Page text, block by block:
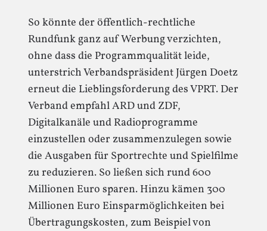
So könnte der öffentlich-rechtliche
Rundfunk ganz auf Werbung verzichten,
ohne dass die Programmqualität leide,
unterstrich Verbandspräsident Jürgen Doetz
erneut die Lieblingsforderung des VPRT. Der
Verband empfahl ARD und ZDF,
Digitalkanäle und Radioprogramme
einzustellen oder zusammenzulegen sowie
die Ausgaben für Sportrechte und Spielfilme
zu reduzieren. So ließen sich rund 600
Millionen Euro sparen. Hinzu kämen 300
Millionen Euro Einsparmöglichkeiten bei
Übertragungskosten, zum Beispiel von